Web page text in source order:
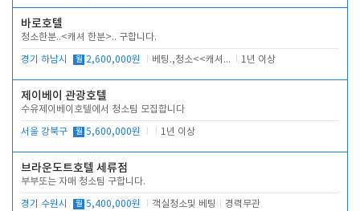
바로호텔
청소한분..<캐셔 한분>.. 구합니다.
경기 하남시 월 2,600,000원 베팅.,청소<<캐셔 모셔봅니다. 1년 이상
제이베이 관광호텔
수유제이베이호텔에서 청소팀 모집합니다
서울 강북구 월 5,600,000원 1년 이상
브라운도트호텔 세류점
부부또는 자매 청소팀 구합니다.
경기 수원시 월 5,400,000원 객실청소및 베팅 경력무관